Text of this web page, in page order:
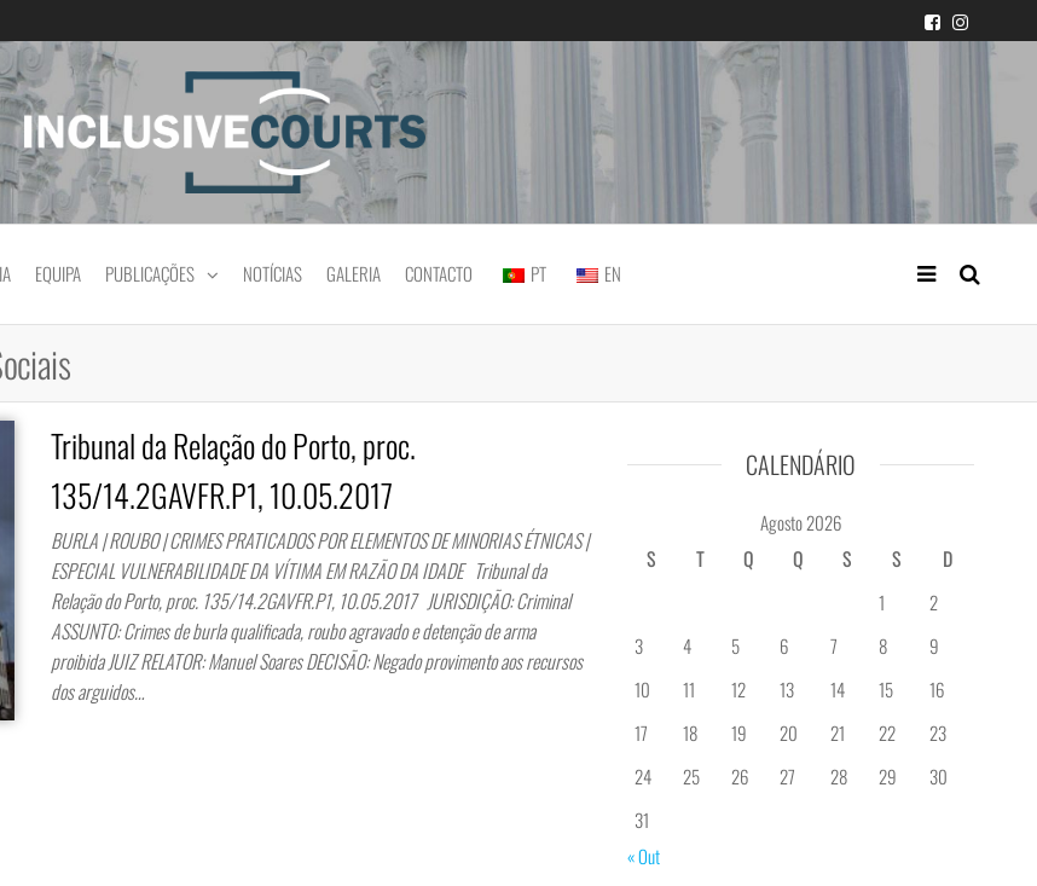
Igualdade e diferença cultural na prática judicial portuguesa
EQUIPA PUBLICAÇÕES NOTÍCIAS GALERIA CONTACTO PT EN
Tribunal da Relação do Porto, proc.
135/14.2GAVFR.P1, 10.05.2017
BURLA | ROUBO | CRIMES PRATICADOS POR ELEMENTOS DE MINORIAS ÉTNICAS |
ESPECIAL VULNERABILIDADE DA VÍTIMA EM RAZÃO DA IDADE Tribunal da
Relação do Porto, proc. 135/14.2GAVFR.P1, 10.05.2017 JURISDIÇÃO: Criminal
ASSUNTO: Crimes de burla qualificada, roubo agravado e detenção de arma
proibida JUIZ RELATOR: Manuel Soares DECISÃO: Negado provimento aos recursos
dos arguidos…
CALENDÁRIO
Agosto 2026
S
T Q Q S S
D
1
2
3
4 5 6 7 8
9
10
11 12 13 14 15
16
17
18 19 20 21 22
23
24
25 26 27 28 29
30
31
« Out